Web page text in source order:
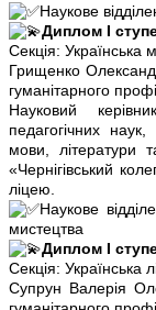
Наукове
Диплом І
Секція: Українська
Грищенко
гуманітарного
Науковий
педагогічних
мови, літератури
«Чернігівський
ліцею.
Наукове
мистецтва
Диплом І
Секція: Українська
Супрун Валерія